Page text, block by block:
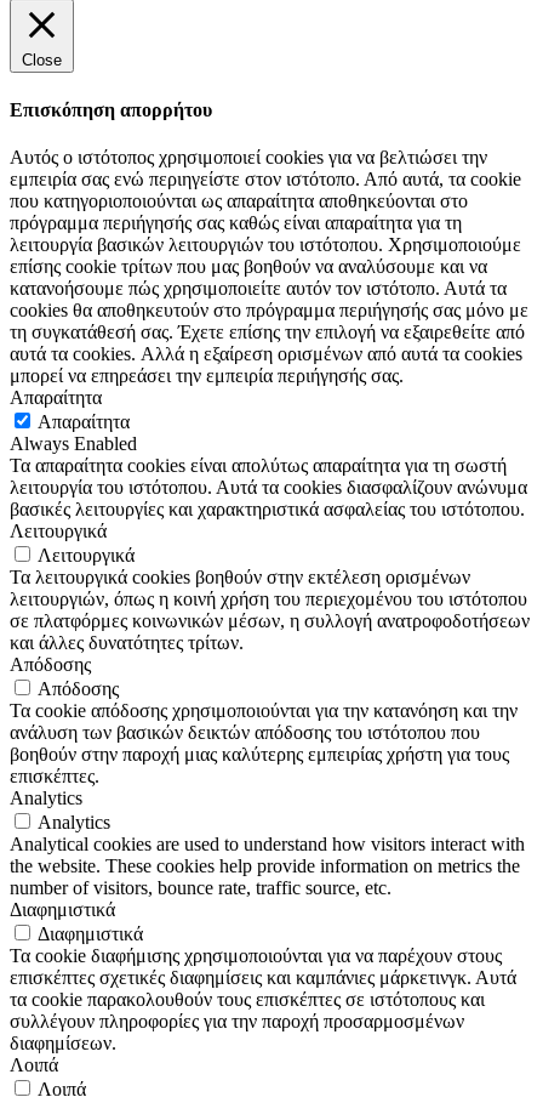
Close
Επισκόπηση απορρήτου
Αυτός ο ιστότοπος χρησιμοποιεί cookies για να βελτιώσει την
εμπειρία σας ενώ περιηγείστε στον ιστότοπο. Από αυτά, τα cookie
που κατηγοριοποιούνται ως απαραίτητα αποθηκεύονται στο
πρόγραμμα περιήγησής σας καθώς είναι απαραίτητα για τη
λειτουργία βασικών λειτουργιών του ιστότοπου. Χρησιμοποιούμε
επίσης cookie τρίτων που μας βοηθούν να αναλύσουμε και να
κατανοήσουμε πώς χρησιμοποιείτε αυτόν τον ιστότοπο. Αυτά τα
cookies θα αποθηκευτούν στο πρόγραμμα περιήγησής σας μόνο με
τη συγκατάθεσή σας. Έχετε επίσης την επιλογή να εξαιρεθείτε από
αυτά τα cookies. Αλλά η εξαίρεση ορισμένων από αυτά τα cookies
μπορεί να επηρεάσει την εμπειρία περιήγησής σας.
Απαραίτητα
Απαραίτητα
Always Enabled
Τα απαραίτητα cookies είναι απολύτως απαραίτητα για τη σωστή
λειτουργία του ιστότοπου. Αυτά τα cookies διασφαλίζουν ανώνυμα
βασικές λειτουργίες και χαρακτηριστικά ασφαλείας του ιστότοπου.
Λειτουργικά
Λειτουργικά
Τα λειτουργικά cookies βοηθούν στην εκτέλεση ορισμένων
λειτουργιών, όπως η κοινή χρήση του περιεχομένου του ιστότοπου
σε πλατφόρμες κοινωνικών μέσων, η συλλογή ανατροφοδοτήσεων
και άλλες δυνατότητες τρίτων.
Απόδοσης
Απόδοσης
Τα cookie απόδοσης χρησιμοποιούνται για την κατανόηση και την
ανάλυση των βασικών δεικτών απόδοσης του ιστότοπου που
βοηθούν στην παροχή μιας καλύτερης εμπειρίας χρήστη για τους
επισκέπτες.
Analytics
Analytics
Analytical cookies are used to understand how visitors interact with
the website. These cookies help provide information on metrics the
number of visitors, bounce rate, traffic source, etc.
Διαφημιστικά
Διαφημιστικά
Τα cookie διαφήμισης χρησιμοποιούνται για να παρέχουν στους
επισκέπτες σχετικές διαφημίσεις και καμπάνιες μάρκετινγκ. Αυτά
τα cookie παρακολουθούν τους επισκέπτες σε ιστότοπους και
συλλέγουν πληροφορίες για την παροχή προσαρμοσμένων
διαφημίσεων.
Λοιπά
Λοιπά